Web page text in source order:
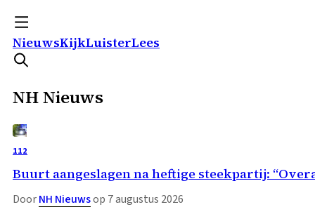
NieuwsKijkLuisterLees
NH Nieuws
112
Buurt aangeslagen na heftige steekpartij:
DoorNH Nieuwsop 7 augustus 2026